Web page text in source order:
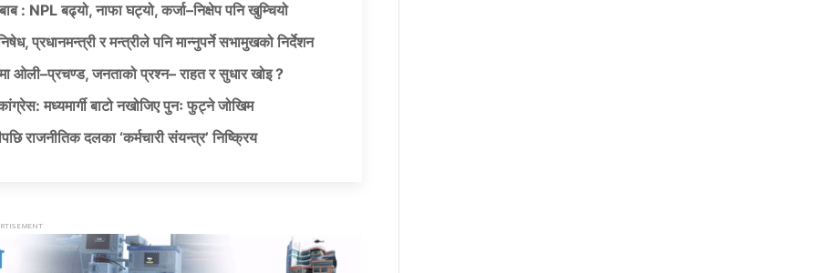
: NPL बढ्यो, नाफा घट्यो, कर्जा–निक्षेप पनि खुम्चियो
प्रधानमन्त्री र मन्त्रीले पनि मान्नुपर्ने सभामुखको निर्देशन
ओली–प्रचण्ड, जनताको प्रश्न– राहत र सुधार खोइ ?
मध्यमार्गी बाटो नखोजिए पुनः फुट्ने जोखिम
राजनीतिक दलका ‘कर्मचारी संयन्त्र’ निष्क्रिय